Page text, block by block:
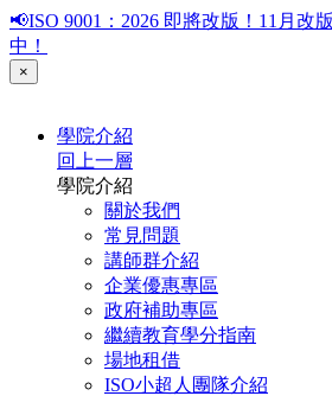
📢ISO 9001：2026 即將改版！11月改
中！
×
學院介紹
回上一層
學院介紹
關於我們
常見問題
講師群介紹
企業優惠專區
政府補助專區
繼續教育學分指南
場地租借
ISO小超人團隊介紹